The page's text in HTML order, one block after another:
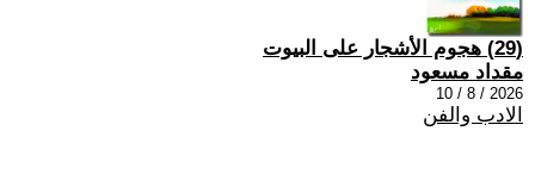
(29) هجوم الأشجار على البيوت
مقداد مسعود
2026 / 8 / 10
الادب والفن